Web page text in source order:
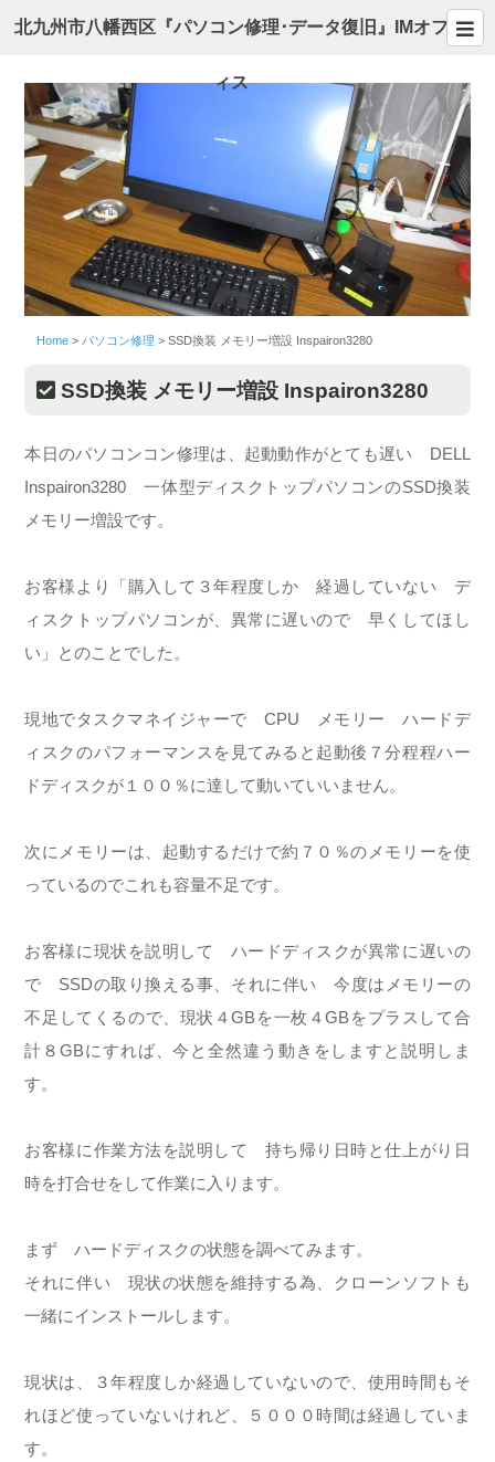
北九州市八幡西区『パソコン修理･データ復旧』IMオフ
ィス
Home > パソコン修理 >SSD換装 メモリー増設 Inspairon3280
SSD換装 メモリー増設 Inspairon3280
本日のパソコンコン修理は、起動動作がとても遅い DELL
Inspairon3280 一体型ディスクトップパソコンのSSD換装
メモリー増設です。
お客様より「購入して３年程度しか 経過していない デ
ィスクトップパソコンが、異常に遅いので 早くしてほし
い」とのことでした。
現地でタスクマネイジャーで CPU メモリー ハードデ
ィスクのパフォーマンスを見てみると起動後７分程程ハー
ドディスクが１００％に達して動いていいません。
次にメモリーは、起動するだけで約７０％のメモリーを使
っているのでこれも容量不足です。
お客様に現状を説明して ハードディスクが異常に遅いの
で SSDの取り換える事、それに伴い 今度はメモリーの
不足してくるので、現状４GBを一枚４GBをプラスして合
計８GBにすれば、今と全然違う動きをしますと説明しま
す。
お客様に作業方法を説明して 持ち帰り日時と仕上がり日
時を打合せをして作業に入ります。
まず ハードディスクの状態を調べてみます。
それに伴い 現状の状態を維持する為、クローンソフトも
一緒にインストールします。
現状は、３年程度しか経過していないので、使用時間もそ
れほど使っていないけれど、５０００時間は経過していま
す。